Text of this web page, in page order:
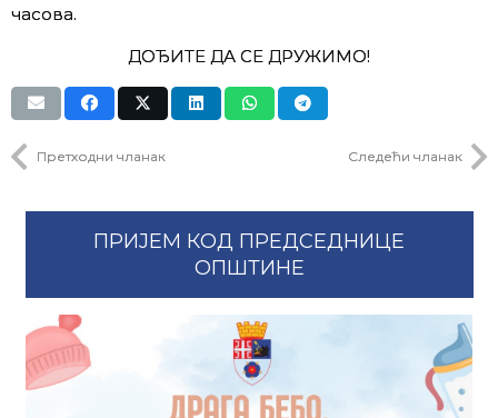
часова.
ДОЂИТЕ ДА СЕ ДРУЖИМО!
Претходни чланак Следећи чланак
ПРИЈЕМ КОД ПРЕДСЕДНИЦЕ
ОПШТИНЕ